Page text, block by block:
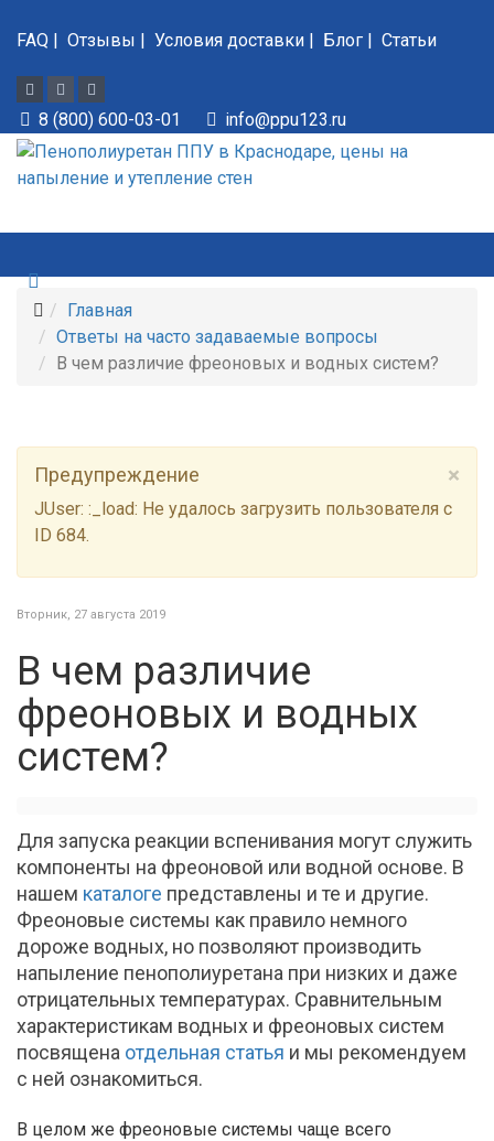
FAQ | Отзывы | Условия доставки | Блог | Статьи
8 (800) 600-03-01 info@ppu123.ru
Главная
Ответы на часто задаваемые вопросы
В чем различие фреоновых и водных систем?
×
Предупреждение
JUser: :_load: Не удалось загрузить пользователя с
ID 684.
Вторник, 27 августа 2019
В чем различие
фреоновых и водных
систем?
Для запуска реакции вспенивания могут служить
компоненты на фреоновой или водной основе. В
нашем каталоге представлены и те и другие.
Фреоновые системы как правило немного
дороже водных, но позволяют производить
напыление пенополиуретана при низких и даже
отрицательных температурах. Сравнительным
характеристикам водных и фреоновых систем
посвящена отдельная статья и мы рекомендуем
с ней ознакомиться.
В целом же фреоновые системы чаще всего